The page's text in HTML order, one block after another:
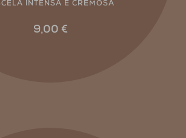
INTENSA E CREMOSA
9,00 €